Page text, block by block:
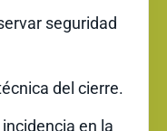
seguridad
del cierre.
en la